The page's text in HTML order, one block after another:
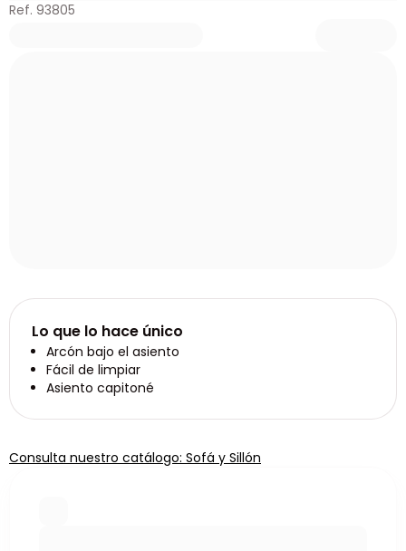
Ref. 93805
Lo que lo hace único
Arcón bajo el asiento
Fácil de limpiar
Asiento capitoné
Consulta nuestro catálogo: Sofá y Sillón